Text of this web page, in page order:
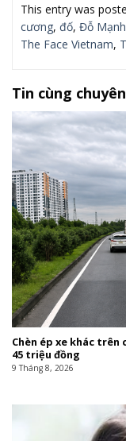
This entry was
cương, đố, Đỗ
The Face Vietnam,
Tin cùng
Chèn ép xe khác trên
45 triệu đồng
9 Tháng 8, 2026